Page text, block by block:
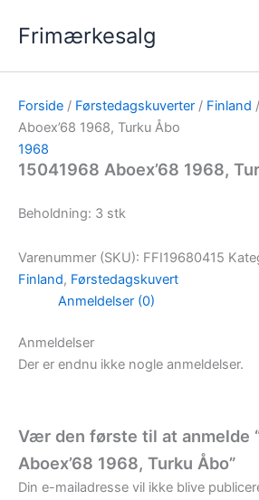
Frimærkesalg
Forside / Førstedagskuverter / Finland /
Aboex’68 1968, Turku Åbo
1968
15041968 Aboex’68 1968,
Beholdning: 3 stk
Varenummer (SKU): FFI19680415
Finland, Førstedagskuvert
Anmeldelser (0)
Anmeldelser
Der er endnu ikke nogle anmeldelser.
Vær den første til at anmelde
Aboex’68 1968, Turku Åbo”
Din e-mailadresse vil ikke blive